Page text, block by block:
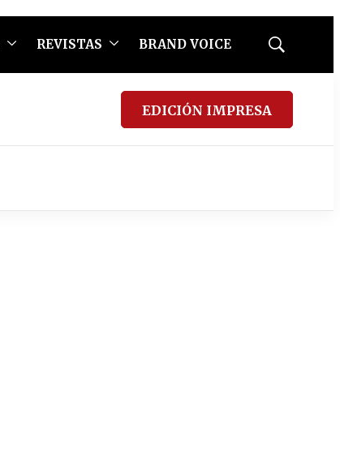
REVISTAS BRAND VOICE
Mostrar
EDICIÓN IMPRESA